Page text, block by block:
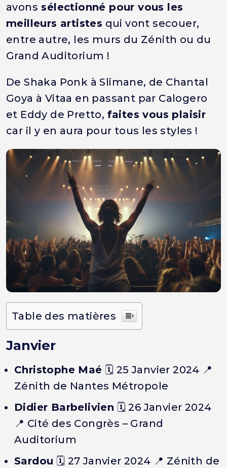
avons sélectionné pour vous les
meilleurs artistes qui vont secouer,
entre autre, les murs du Zénith ou du
Grand Auditorium !
De Shaka Ponk à Slimane, de Chantal
Goya à Vitaa en passant par Calogero
et Eddy de Pretto, faites vous plaisir
car il y en aura pour tous les styles !
Table des matières
Janvier
Christophe Maé 🗓️ 25 Janvier 2024 📍
Zénith de Nantes Métropole
Didier Barbelivien 🗓️ 26 Janvier 2024
📍 Cité des Congrès – Grand
Auditorium
Sardou 🗓️ 27 Janvier 2024 📍 Zénith de